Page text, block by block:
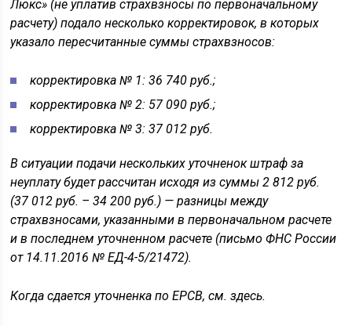
Люкс» (не уплатив страхвзносы по первоначальному
расчету) подало несколько корректировок, в которых
указало пересчитанные суммы страхвзносов:
корректировка № 1: 36 740 руб.;
корректировка № 2: 57 090 руб.;
корректировка № 3: 37 012 руб.
В ситуации подачи нескольких уточненок штраф за
неуплату будет рассчитан исходя из суммы 2 812 руб.
(37 012 руб. – 34 200 руб.) — разницы между
страхвзносами, указанными в первоначальном расчете
и в последнем уточненном расчете (письмо ФНС России
от 14.11.2016 № ЕД-4-5/21472).
Когда сдается уточненка по ЕРСВ, см. здесь.